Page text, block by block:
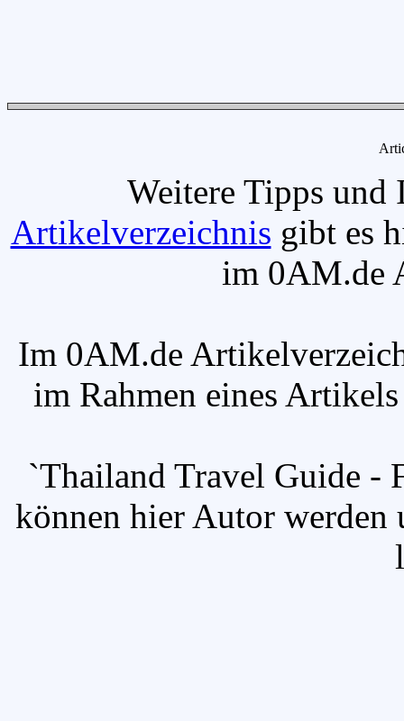
Weitere Tipps und
Artikelverzeichnis gibt es
im 0AM.de
Im 0AM.de
im Rahmen eines
`Thailand Travel Guide -
können hier Autor